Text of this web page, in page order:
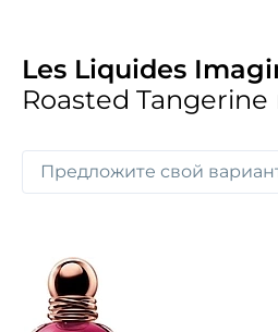
залитые солнцем улицы и
Этот аромат идеально
округлой и сочной сущностью
неповторимое и удивительно
Les Liquides
Roasted Tangerine